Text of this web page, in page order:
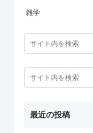
雑学
最近の投稿